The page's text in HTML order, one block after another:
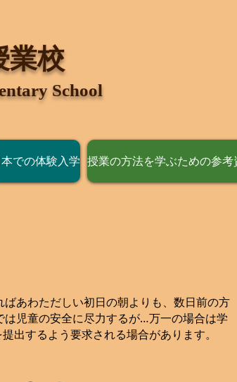
業校
School
本での体験入学 授業の方法を学ぶための参考
あわただしい初日の朝よりも、数日前の方
児童の安全に尽力するが…万一の場合は学
出するよう要求される場合があります。